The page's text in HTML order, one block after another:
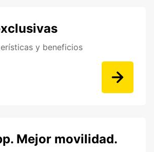
y beneficios
Mejor movilidad.